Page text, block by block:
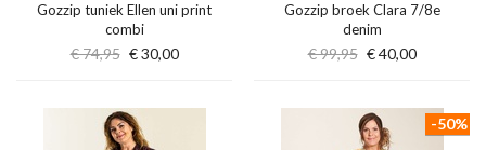
Gozzip tuniek Ellen uni print
combi
€ 74,95 € 30,00
Gozzip broek Clara 7/8e
denim
€ 99,95 € 40,00
-50%